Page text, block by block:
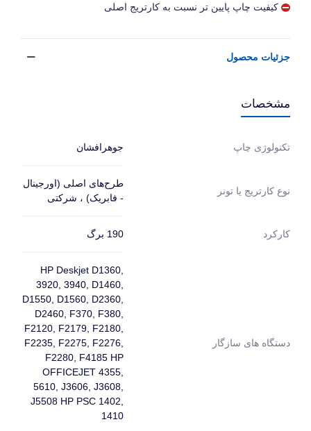
کیفیت چاپ پایین تر نسبت به کارتریج اصلی
جزئیات محصول
مشخصات
تکنولوژی چاپ جوهرافشان
نوع کارتریج یا تونر
طرح‌های اصلی (اورجینال
- فابریک) ، شرکتی
کارکرد 190 برگ
دستگاه های سازگار
HP Deskjet D1360,
3920, 3940, D1460,
D1550, D1560, D2360,
D2460, F370, F380,
F2120, F2179, F2180,
F2235, F2275, F2276,
F2280, F4185 HP
OFFICEJET 4355,
5610, J3606, J3608,
J5508 HP PSC 1402,
1410